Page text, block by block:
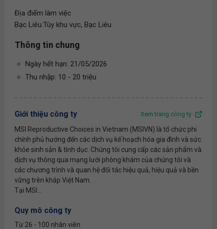
Địa điểm làm việc
Bạc Liêu:Tùy khu vực, Bạc Liêu
Thông tin chung
Ngày hết hạn: 21/05/2026
Thu nhập: 10 - 20 triệu
Giới thiệu công ty Xem trang công ty
MSI Reproductive Choices in Vietnam (MSIVN) là tổ chức phi
chính phủ hướng đến các dịch vụ kế hoạch hóa gia đình và sức
khỏe sinh sản & tình dục. Chúng tôi cung cấp các sản phẩm và
dịch vụ thông qua mạng lưới phòng khám của chúng tôi và
các chương trình và quan hệ đối tác hiệu quả, hiệu quả và bền
vững trên khắp Việt Nam.
Tại MSI...
Quy mô công ty
Từ 26 - 100 nhân viên